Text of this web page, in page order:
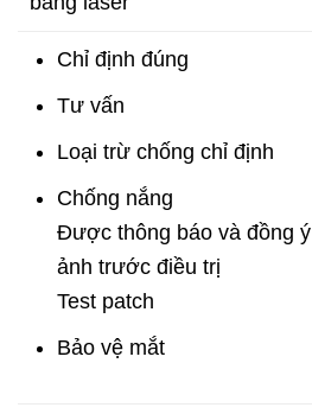
Chỉ định đúng
Tư vấn
Loại trừ chống chỉ định
Chống nắng
Được thông báo và đồng
ảnh trước điều trị
Test patch
Bảo vệ mắt